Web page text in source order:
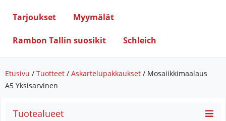
Tarjoukset Myymälät
Rambon Tallin suosikit Schleich
Etusivu / Tuotteet / Askartelupakkaukset / Mosaiikkimaalaus
A5 Yksisarvinen
Tuotealueet